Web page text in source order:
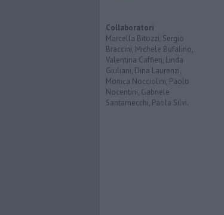
Collaboratori
Marcella Bitozzi, Sergio
Braccini, Michele Bufalino,
Valentina Caffieri, Linda
Giuliani, Dina Laurenzi,
Monica Nocciolini, Paolo
Nocentini, Gabriele
Santarnecchi, Paola Silvi.